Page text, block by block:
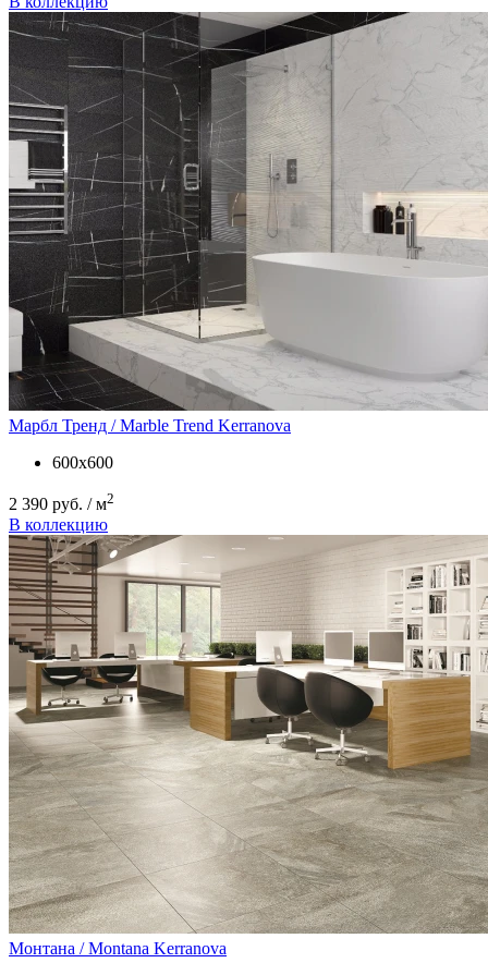
Марбл Тренд / Marble Trend Kerranova
600х600
2 390 руб. / м2
В коллекцию
Монтана / Montana Kerranova